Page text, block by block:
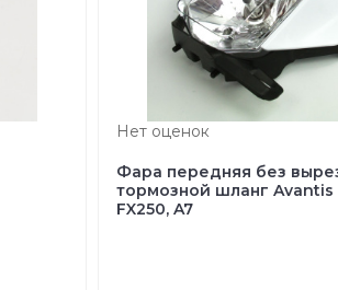
Нет оценок
Фара передняя без
тормозной шланг Avantis
FX250, A7